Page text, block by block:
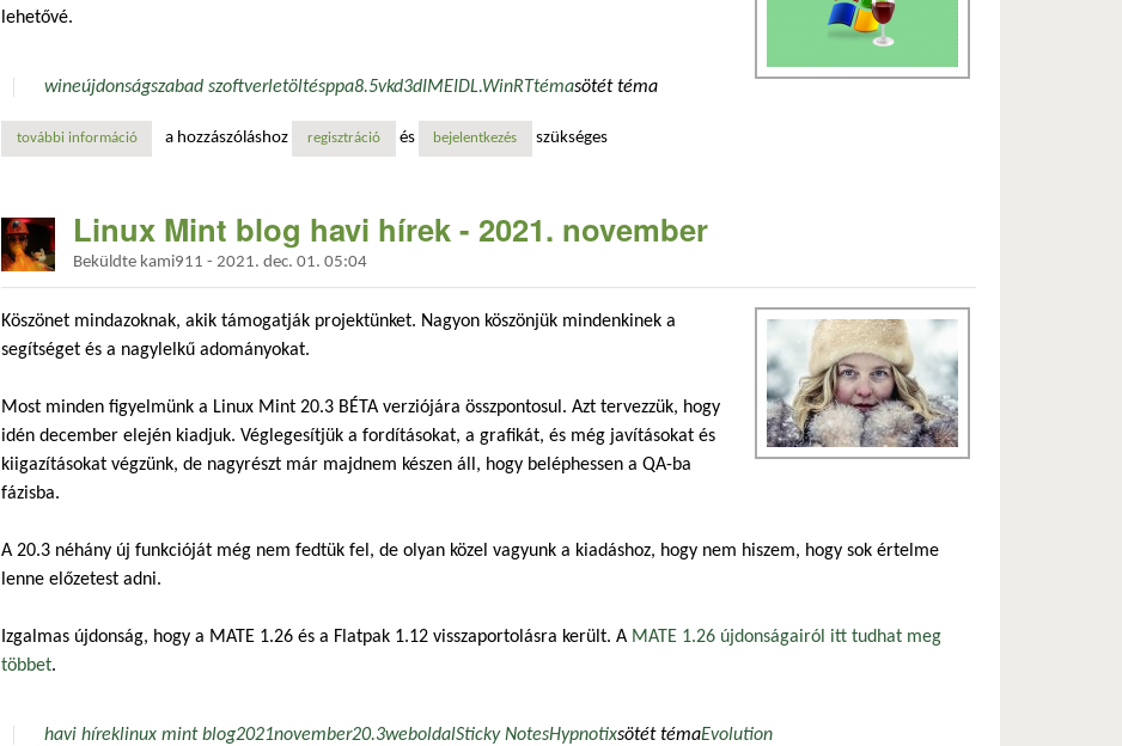
lehetővé.
wineújdonságszabad szoftverletöltésppa8.5vkd3dIMEIDL.WinRTtémasötét téma
további információegyre különlegesebb vulkanikus borok tartalommal kapcsolatosan
a hozzászóláshoz regisztráció és bejelentkezés szükséges
Linux Mint blog havi hírek - 2021. november
Beküldte kami911 - 2021. dec. 01. 05:04
Köszönet mindazoknak, akik támogatják projektünket. Nagyon köszönjük mindenkinek a
segítséget és a nagylelkű adományokat.
Most minden figyelmünk a Linux Mint 20.3 BÉTA verziójára összpontosul. Azt tervezzük, hogy
idén december elején kiadjuk. Véglegesítjük a fordításokat, a grafikát, és még javításokat és
kiigazításokat végzünk, de nagyrészt már majdnem készen áll, hogy beléphessen a QA-ba
fázisba.
A 20.3 néhány új funkcióját még nem fedtük fel, de olyan közel vagyunk a kiadáshoz, hogy nem hiszem, hogy sok értelme
lenne előzetest adni.
Izgalmas újdonság, hogy a MATE 1.26 és a Flatpak 1.12 visszaportolásra került. A MATE 1.26 újdonságairól itt tudhat meg
többet.
havi híreklinux mint blog2021november20.3weboldalSticky NotesHypnotixsötét témaEvolution